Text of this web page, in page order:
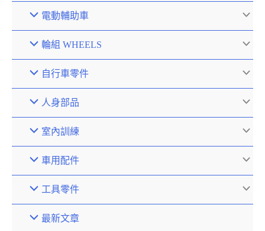
電動輔助車
輪組 WHEELS
自行車零件
人身部品
室內訓練
車用配件
工具零件
最新文章